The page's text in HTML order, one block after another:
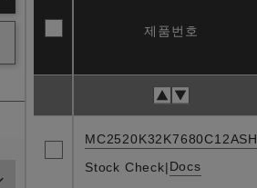
MC2520K32K7680C12ASH
Stock Check|Docs
제품번호